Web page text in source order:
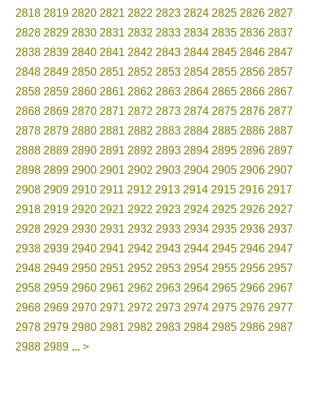
2818 2819 2820 2821 2822 2823 2824 2825 2826 2827
2828 2829 2830 2831 2832 2833 2834 2835 2836 2837
2838 2839 2840 2841 2842 2843 2844 2845 2846 2847
2848 2849 2850 2851 2852 2853 2854 2855 2856 2857
2858 2859 2860 2861 2862 2863 2864 2865 2866 2867
2868 2869 2870 2871 2872 2873 2874 2875 2876 2877
2878 2879 2880 2881 2882 2883 2884 2885 2886 2887
2888 2889 2890 2891 2892 2893 2894 2895 2896 2897
2898 2899 2900 2901 2902 2903 2904 2905 2906 2907
2908 2909 2910 2911 2912 2913 2914 2915 2916 2917
2918 2919 2920 2921 2922 2923 2924 2925 2926 2927
2928 2929 2930 2931 2932 2933 2934 2935 2936 2937
2938 2939 2940 2941 2942 2943 2944 2945 2946 2947
2948 2949 2950 2951 2952 2953 2954 2955 2956 2957
2958 2959 2960 2961 2962 2963 2964 2965 2966 2967
2968 2969 2970 2971 2972 2973 2974 2975 2976 2977
2978 2979 2980 2981 2982 2983 2984 2985 2986 2987
2988 2989 ... >